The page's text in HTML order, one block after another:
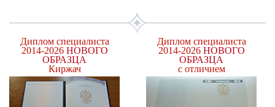
Диплом специалиста
2014-2026 НОВОГО
ОБРАЗЦА
Киржач
Диплом специалиста
2014-2026 НОВОГО
ОБРАЗЦА
с отличием